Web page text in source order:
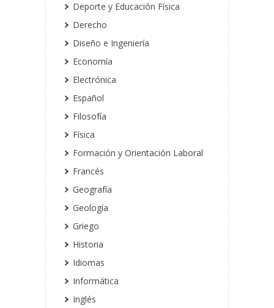
Deporte y Educación Física
Derecho
Diseño e Ingeniería
Economía
Electrónica
Español
Filosofía
Física
Formación y Orientación Laboral
Francés
Geografía
Geología
Griego
Historia
Idiomas
Informática
Inglés